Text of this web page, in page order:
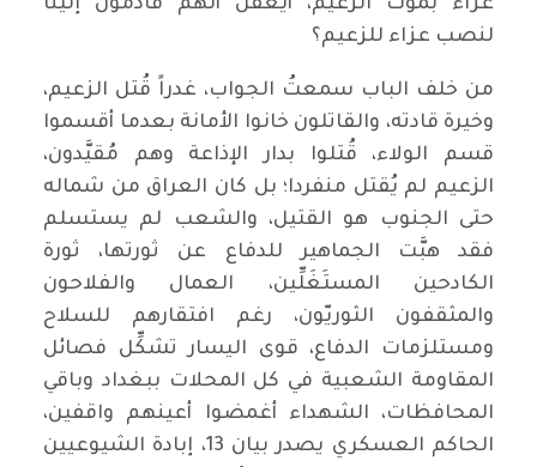
عزاء بموت الزعيم، أيعقل أنهم قادمون إلينا
لنصب عزاء للزعيم؟
من خلف الباب سمعتُ الجواب، غدراً قُتل الزعيم،
وخيرة قادته، والقاتلون خانوا الأمانة بعدما أقسموا
قسم الولاء، قُتلوا بدار الإذاعة وهم مُقيَّدون،
الزعيم لم يُقتل منفردا؛ بل كان العراق من شماله
حتى الجنوب هو القتيل، والشعب لم يستسلم
فقد هبَّت الجماهير للدفاع عن ثورتها، ثورة
الكادحين المستَغَلِّين، العمال والفلاحون
والمثقفون الثوريّون، رغم افتقارهم للسلاح
ومستلزمات الدفاع، قوى اليسار تشكِّل فصائل
المقاومة الشعبية في كل المحلات ببغداد وباقي
المحافظات، الشهداء أغمضوا أعينهم واقفين،
الحاكم العسكري يصدر بيان 13، إبادة الشيوعيين